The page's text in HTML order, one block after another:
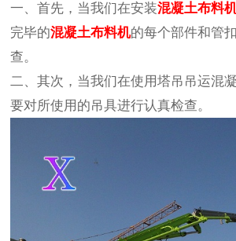
一、首先，当我们在安装混凝土布料
完毕的混凝土布料机的每个部件和管
查。
二、其次，当我们在使用塔吊吊运混
要对所使用的吊具进行认真检查。